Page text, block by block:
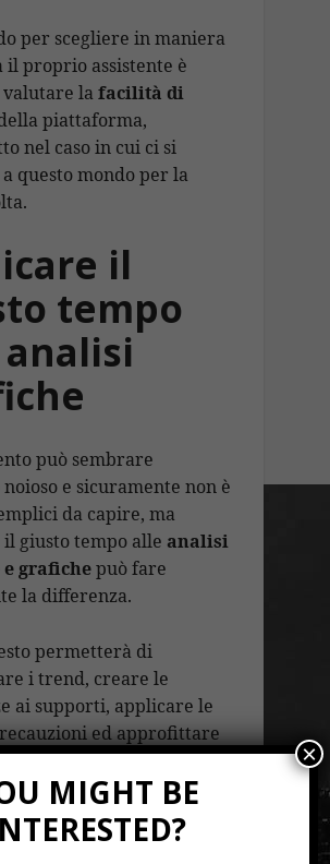
per scegliere in maniera
il proprio assistente è
lafacilità di
piattaforma,
nel caso in cui ci si
questo mondo per la
il
tempo
può sembrare
e sicuramente non è
da capire, ma
giusto tempo alle analisi
grafichepuò fare
la differenza.
permetterà di
i trend, creare le
ai supporti, applicare le
ed approfittare
di maggior volatilità.
del
MIGHT BE
×